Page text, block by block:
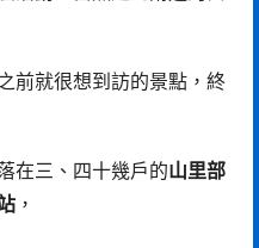
前就很想到訪的景點，終
在三、四十幾戶的山里部
，